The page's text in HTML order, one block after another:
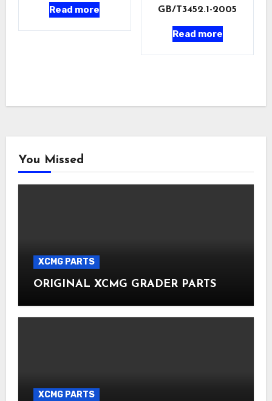
Read more GB/T3452.1-2005
Read more
You Missed
XCMG PARTS
ORIGINAL XCMG GRADER PARTS
XCMG PARTS